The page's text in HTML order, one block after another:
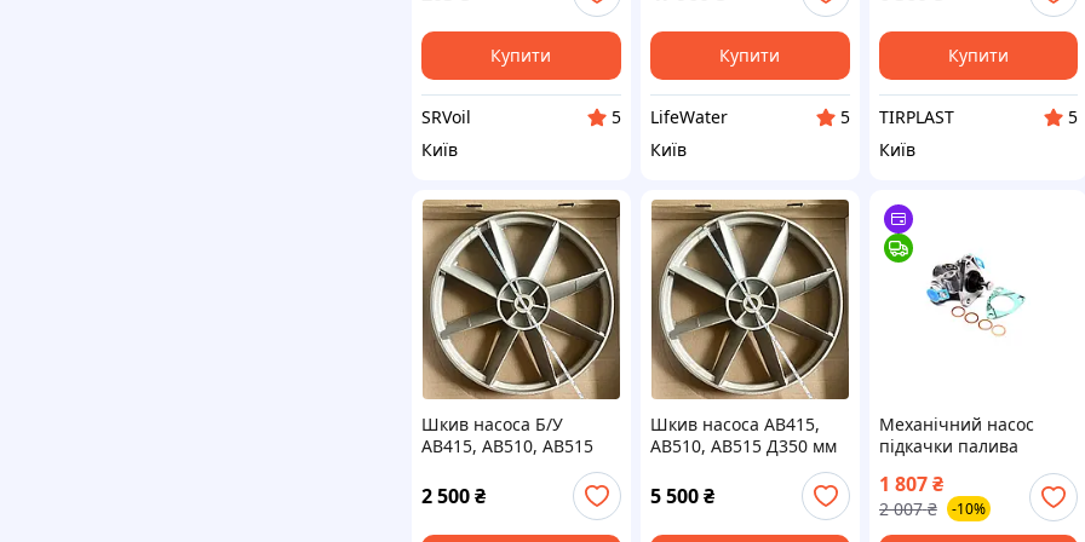
BOBCAT,CHRYSLER, JEEP,
Komatsu,
Kubota,SCANIA BUS)
Купити
SRVoil
5
Київ
Купити
LifeWater
5
Київ
антифриза помпа МАН
ЗІЛ
Купити
TIRPLAST
5
Київ
Шкив насоса Б/У
АВ415, АВ510, АВ515
2 500₴
Шкив насоса АВ415,
АВ510, АВ515 Д350 мм
5 500₴
Механічний насос
підкачки палива
(вир-во FEBI) 35893
1 807 ₴
2 007 ₴ -10%